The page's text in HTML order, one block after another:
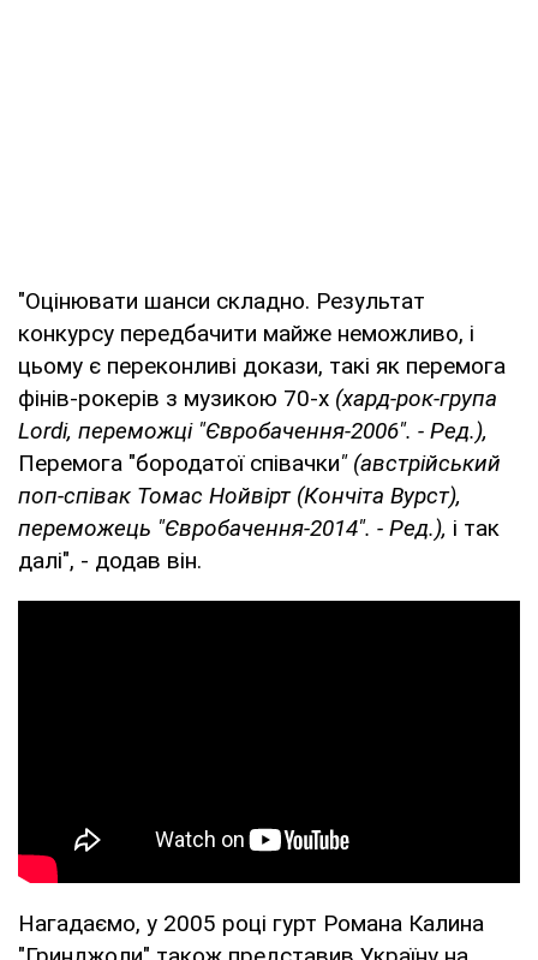
"Оцінювати шанси складно. Результат
конкурсу передбачити майже неможливо, і
цьому є переконливі докази, такі як перемога
фінів-рокерів з музикою 70-х (хард-рок-група
Lordi, переможці "Євробачення-2006". - Ред.),
Перемога "бородатої співачки" (австрійський
поп-співак Томас Нойвірт (Кончіта Вурст),
переможець "Євробачення-2014". - Ред.), і так
далі", - додав він.
Нагадаємо, у 2005 році гурт Романа Калина